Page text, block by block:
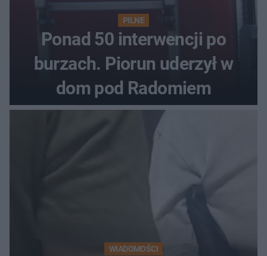
PILNE
Ponad 50 interwencji po
burzach. Piorun uderzył w
dom pod Radomiem
WIADOMOŚCI